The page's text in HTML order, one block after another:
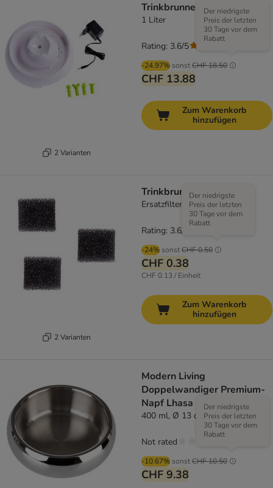
2 Varianten
Trinkbrunnen Neptun
1 Liter
-24.97% sonstCHF 18.50
Der niedrigste
Preis der letzten
30 Tage vor dem
Rabatt
CHF 13.88
Rating: 3.6/5
Zum Warenkorb
hinzufügen
2 Varianten
Trinkbrunnen Neptun
Ersatzfilter (3 Stück)
-24% sonstCHF 0.50
Der niedrigste
Preis der letzten
30 Tage vor dem
Rabatt
CHF 0.38
CHF 0.13 / Einheit
Rating: 3.6/5
Zum Warenkorb
hinzufügen
Modern Living
Doppelwandiger Premium-
Napf Lhasa
400 ml, Ø 13 cm
-10.67% sonstCHF 10.50
Der niedrigste
Preis der letzten
30 Tage vor dem
Rabatt
CHF 9.38
Not rated